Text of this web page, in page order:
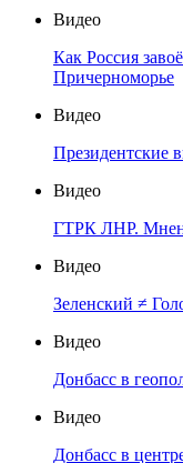
Видео
Как Россия
Причерноморье
Видео
Президентские
Видео
ГТРК ЛНР.
Видео
Зеленский ≠
Видео
Донбасс в
Видео
Донбасс в